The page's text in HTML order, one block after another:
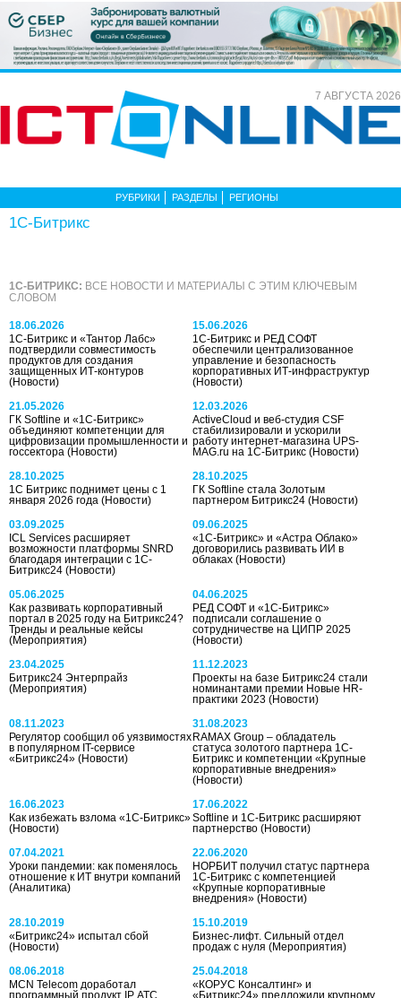
7 АВГУСТА 2026
РУБРИКИ РАЗДЕЛЫ РЕГИОНЫ
1С-Битрикс
1С-БИТРИКС: ВСЕ НОВОСТИ И МАТЕРИАЛЫ С ЭТИМ КЛЮЧЕВЫМ
СЛОВОМ
18.06.2026
1С-Битрикс и «Тантор Лабс»
подтвердили совместимость
продуктов для создания
защищенных ИТ-контуров
(Новости)
15.06.2026
1С-Битрикс и РЕД СОФТ
обеспечили централизованное
управление и безопасность
корпоративных ИТ-инфраструктур
(Новости)
21.05.2026
ГК Softline и «1С-Битрикс»
объединяют компетенции для
цифровизации промышленности и
госсектора (Новости)
12.03.2026
ActiveCloud и веб-студия CSF
стабилизировали и ускорили
работу интернет-магазина UPS-
MAG.ru на 1С-Битрикс(Новости)
28.10.2025
1С Битрикс поднимет цены с 1
января 2026 года (Новости)
28.10.2025
ГК Softline стала Золотым
партнером Битрикс24(Новости)
03.09.2025
ICL Services расширяет
возможности платформы SNRD
благодаря интеграции с 1С-
Битрикс24 (Новости)
09.06.2025
«1С-Битрикс» и «Астра Облако»
договорились развивать ИИ в
облаках(Новости)
05.06.2025
Как развивать корпоративный
портал в 2025 году на Битрикс24?
Тренды и реальные кейсы
(Мероприятия)
04.06.2025
РЕД СОФТ и «1С-Битрикс»
подписали соглашение о
сотрудничестве на ЦИПР 2025
(Новости)
23.04.2025
Битрикс24 Энтерпрайз
(Мероприятия)
11.12.2023
Проекты на базе Битрикс24 стали
номинантами премии Новые HR-
практики 2023(Новости)
08.11.2023
Регулятор сообщил об уязвимостях
в популярном IT-сервисе
«Битрикс24» (Новости)
31.08.2023
RAMAX Group – обладатель
статуса золотого партнера 1С-
Битрикс и компетенции «Крупные
корпоративные внедрения»
(Новости)
16.06.2023
Как избежать взлома «1С-Битрикс»
(Новости)
17.06.2022
Softline и 1С-Битрикс расширяют
партнерство(Новости)
07.04.2021
Уроки пандемии: как поменялось
отношение к ИТ внутри компаний
(Аналитика)
22.06.2020
НОРБИТ получил статус партнера
1С-Битрикс с компетенцией
«Крупные корпоративные
внедрения»(Новости)
28.10.2019
«Битрикс24» испытал сбой
(Новости)
15.10.2019
Бизнес-лифт. Сильный отдел
продаж с нуля(Мероприятия)
08.06.2018
MCN Telecom доработал
программный продукт IP АТС
25.04.2018
«КОРУС Консалтинг» и
«Битрикс24» предложили крупному